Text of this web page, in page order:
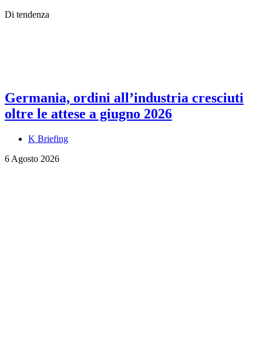
Di tendenza
Germania, ordini all’industria cresciuti
oltre le attese a giugno 2026
K Briefing
6 Agosto 2026